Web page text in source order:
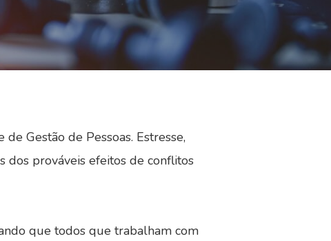
Gestão de Pessoas. Estresse,
dos prováveis efeitos de conflitos
que todos que trabalham com